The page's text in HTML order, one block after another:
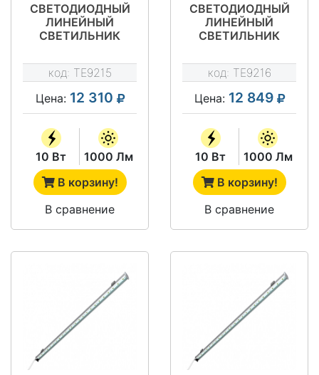
СВЕТОДИОДНЫЙ
ЛИНЕЙНЫЙ
СВЕТИЛЬНИК
ОСВЕЩЕНИЯ SV-
LBS-COMPACT-10-
500-W-36V
код: TE9215
Цена: 12 310
10 Вт
1000 Лм
В корзину!
В сравнение
СВЕТОДИОДНЫЙ
ЛИНЕЙНЫЙ
СВЕТИЛЬНИК
ОСВЕЩЕНИЯ SV-
LBS-COMPACT-10-
990-W-36V
код: TE9216
Цена: 12 849
10 Вт
1000 Лм
В корзину!
В сравнение